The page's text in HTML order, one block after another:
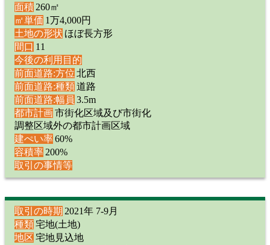
面積260㎡
㎡単価 1万4,000円
土地の形状 ほぼ長方形
間口 11
今後の利用目的
前面道路:方位 北西
前面道路:種類 道路
前面道路:幅員 3.5m
都市計画 市街化区域及び市街化
調整区域外の都市計画区域
建ぺい率60%
容積率200%
取引の事情等
取引の時期 2021年 7-9月
種類 宅地(土地)
地区 宅地見込地